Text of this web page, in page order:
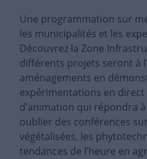
Une programmation sur
les municipalités et les
Découvrez la Zone
différents projets seront à
aménagements en
expérimentations en
d’animation qui répondra
oublier des conférences
végétalisées, les
tendances de l’heure en